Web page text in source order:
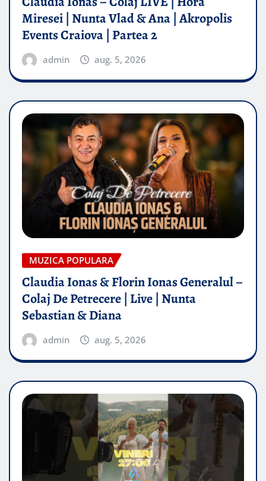
Miresei | Nunta Vlad & Ana | Akropolis
Events Craiova | Partea 2
admin aug. 5, 2026
MUZICA POPULARA
Claudia Ionas & Florin Ionas Generalul –
Colaj De Petrecere | Live | Nunta
Sebastian & Diana
admin aug. 5, 2026